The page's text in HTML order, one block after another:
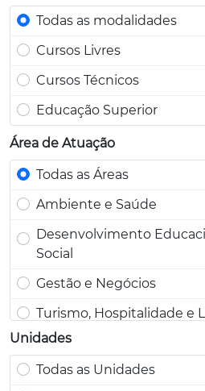
Todas as modalidades
Cursos Livres
Cursos Técnicos
Educação Superior
Área de Atuação
Todas as Áreas
Ambiente e Saúde
Desenvolvimento
Social
Gestão e Negócios
Turismo, Hospitalidade e
Informação e Comunicação
Infraestrutura
Unidades
Todas as Unidades